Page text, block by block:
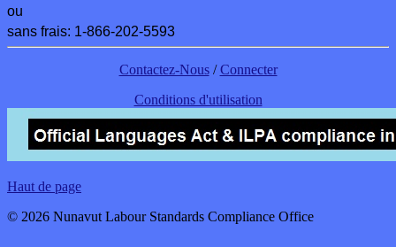
ou
sans frais: 1-866-202-5593
Contactez-Nous/Connecter
Conditions d'utilisation
Haut de page
© 2026 Nunavut Labour Standards Compliance Office